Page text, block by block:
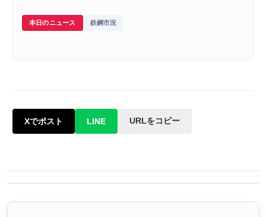
本日のニュース 鉄鋼市況
Xでポスト LINE URLをコピー